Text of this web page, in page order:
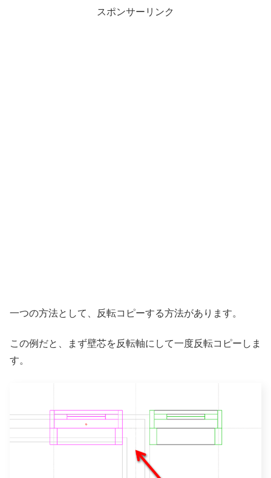
スポンサーリンク
一つの方法として、反転コピーする方法があります。
この例だと、まず壁芯を反転軸にして一度反転コピーしま
す。